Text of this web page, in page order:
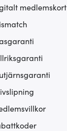
medlemskort